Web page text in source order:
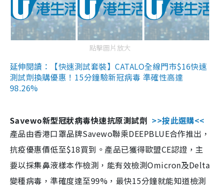
點擊圖片放大
延伸閱讀：【快速測試套裝】CATALO全線門市$16快速
測試劑換購優惠！15分鐘驗新冠病毒 準確性高達
98.26%
Savewo新型冠狀病毒快速抗原測試劑 >>按此選購<<
產品由香港口罩品牌Savewo聯乘DEEPBLUE合作推出，
抗疫優惠價低至$18買到。產品已獲得歐盟CE認證，主
要以採集鼻液樣本作檢測，能有效檢測Omicron及Delta
變種病毒，準確度達至99%，最快15分鐘就能知道檢測